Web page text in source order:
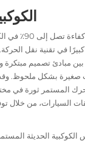
في الكواكب المستمرة
كبيرًا في تقنية نقل
بين مبادئ تصميم مبتكرة
صغيرة بشكل ملحوظ.
المستمر ثورة في
السيارات، من خلال
الحديثة